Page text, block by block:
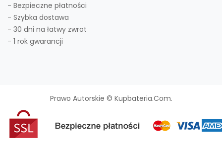
- Bezpieczne płatności
- Szybka dostawa
- 30 dni na łatwy zwrot
- 1 rok gwarancji
Prawo Autorskie © Kupbateria.com.